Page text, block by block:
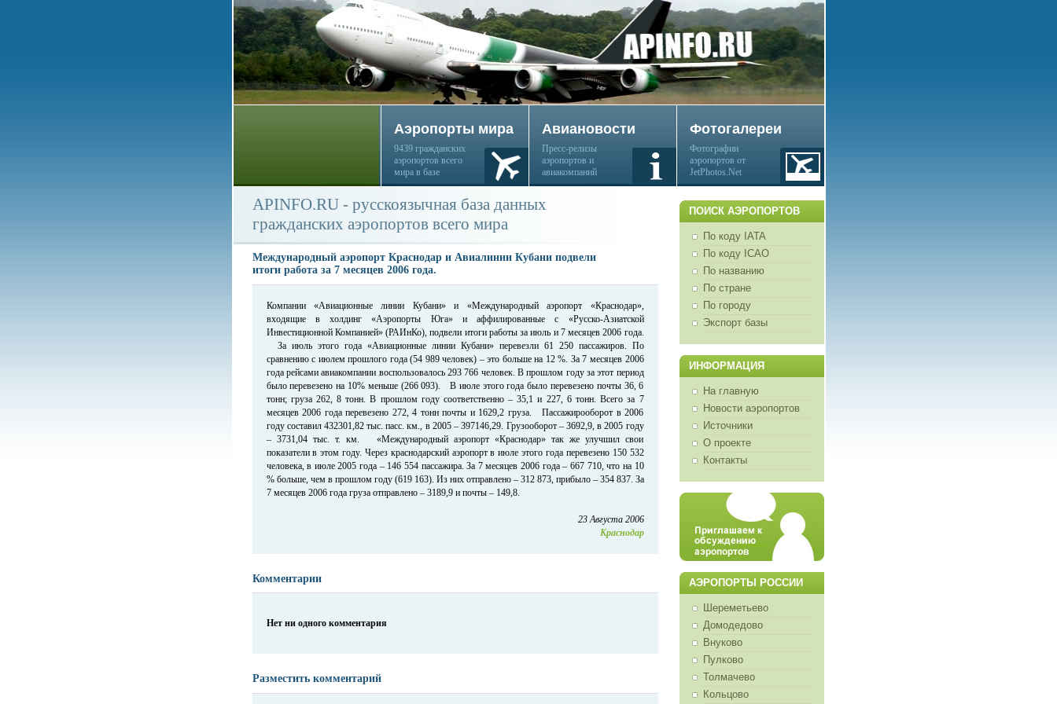
Аэропорты мира
9439 гражданских
аэропортов всего
мира в базе
Авиановости
Пресс-релизы
аэропортов и
авиакомпаний
Фотогалереи
Фотографии
аэропортов от
JetPhotos.Net
ПОИСК АЭРОПОРТОВ
По коду IATA
По коду ICAO
По названию
По стране
По городу
Экспорт базы
ИНФОРМАЦИЯ
На главную
Новости аэропортов
Источники
О проекте
Контакты
АЭРОПОРТЫ РОССИИ
Шереметьево
Домодедово
Внуково
Пулково
Толмачево
Кольцово
APINFO.RU - русскоязычная база данных
гражданских аэропортов всего мира
Международный аэропорт Краснодар и Авиалинии Кубани подвели
итоги работа за 7 месяцев 2006 года.
Компании «Авиационные линии Кубани» и «Международный аэропорт «Краснодар»,
входящие в холдинг «Аэропорты Юга» и аффилированные с «Русско-Азиатской
Инвестиционной Компанией» (РАИнКо), подвели итоги работы за июль и 7 месяцев 2006 года.
За июль этого года «Авиационные линии Кубани» перевезли 61 250 пассажиров. По
сравнению с июлем прошлого года (54 989 человек) – это больше на 12 %. За 7 месяцев 2006
года рейсами авиакомпании воспользовалось 293 766 человек. В прошлом году за этот период
было перевезено на 10% меньше (266 093). В июле этого года было перевезено почты 36, 6
тонн; груза 262, 8 тонн. В прошлом году соответственно – 35,1 и 227, 6 тонн. Всего за 7
месяцев 2006 года перевезено 272, 4 тонн почты и 1629,2 груза. Пассажирооборот в 2006
году составил 432301,82 тыс. пасс. км., в 2005 – 397146,29. Грузооборот – 3692,9, в 2005 году
– 3731,04 тыс. т. км. «Международный аэропорт «Краснодар» так же улучшил свои
показатели в этом году. Через краснодарский аэропорт в июле этого года перевезено 150 532
человека, в июле 2005 года – 146 554 пассажира. За 7 месяцев 2006 года – 667 710, что на 10
% больше, чем в прошлом году (619 163). Из них отправлено – 312 873, прибыло – 354 837. За
7 месяцев 2006 года груза отправлено – 3189,9 и почты – 149,8.
23 Августа 2006
Краснодар
Комментарии
Нет ни одного комментария
Разместить комментарий